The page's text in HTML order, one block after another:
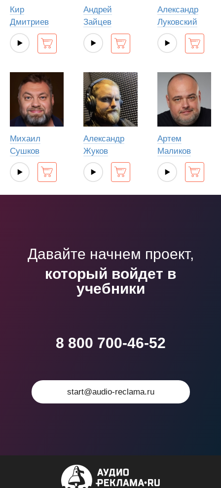
Кир
Дмитриев
Андрей
Зайцев
Александр
Луковский
Михаил
Сушков
Александр
Жуков
Артем
Маликов
Давайте начнем проект,
который войдет в
учебники
8 800 700-46-52
start@audio-reclama.ru